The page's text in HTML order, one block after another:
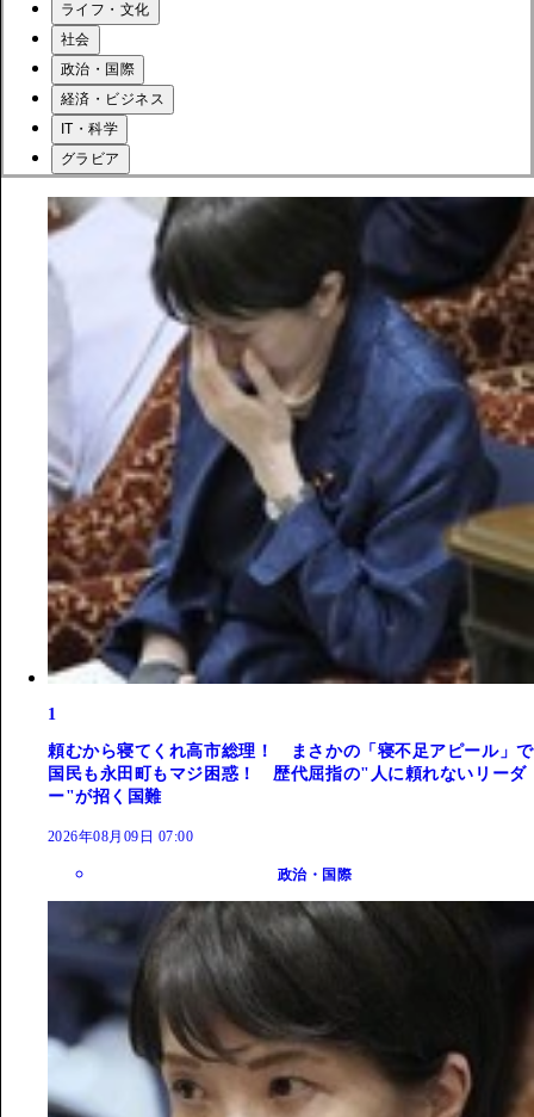
ライフ・文化
社会
政治・国際
経済・ビジネス
IT・科学
グラビア
1
頼むから寝てくれ高市総理！ まさかの「寝不足アピール」で
国民も永田町もマジ困惑！ 歴代屈指の"人に頼れないリーダ
ー"が招く国難
2026年08月09日 07:00
政治・国際